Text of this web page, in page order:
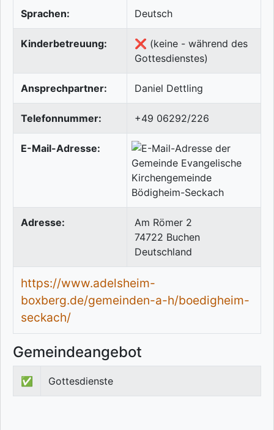
Sprachen: Deutsch
Kinderbetreuung:
❌ (keine - während des
Gottesdienstes)
Ansprechpartner: Daniel Dettling
Telefonnummer: +49 06292/226
E-Mail-Adresse:
Adresse:
Am Römer 2
74722 Buchen
Deutschland
https://www.adelsheim-
boxberg.de/gemeinden-a-h/boedigheim-
seckach/
Gemeindeangebot
✅ Gottesdienste